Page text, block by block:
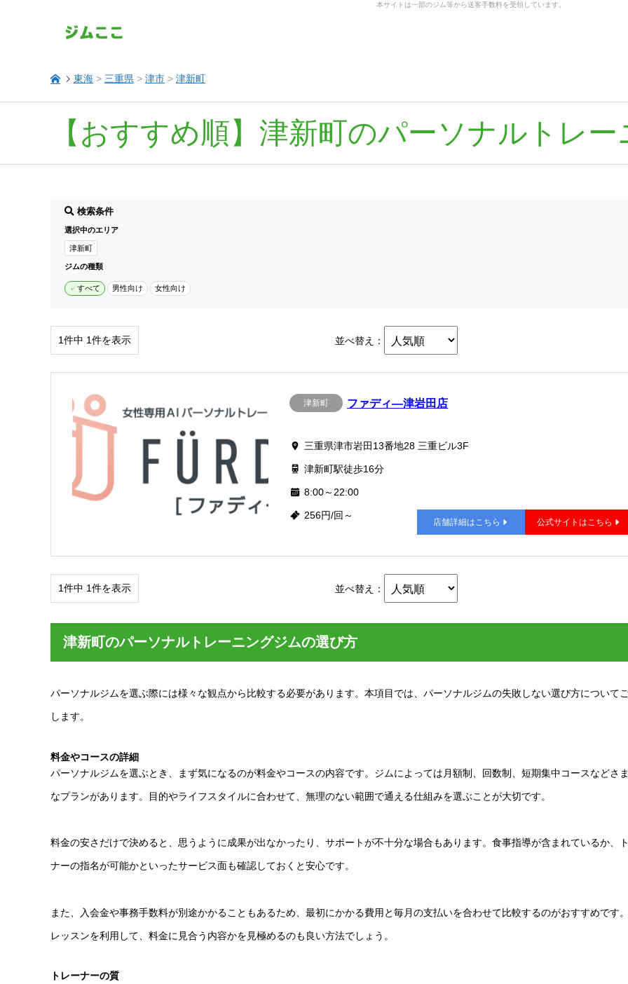
本サイトは一部のジム等から送客手数料を受領しています。
東海 > 三重県 > 津市 > 津新町
【おすすめ順】津新町のパーソナルトレ
検索条件
選択中のエリア
津新町
ジムの種類
すべて 男性向け 女性向け
1件中 1件を表示 並べ替え：
津新町 ファディ―津岩田店
三重県津市岩田13番地28 三重ビル3F
津新町駅徒歩16分
8:00～22:00
256円/回～
店舗詳細はこちら 公式サイトはこちら
1件中 1件を表示 並べ替え：
津新町のパーソナルトレーニングジムの選び方
パーソナルジムを選ぶ際には様々な観点から比較する必要があります。本項目では、パーソナルジムの失敗しない選び方について
します。
料金やコースの詳細
パーソナルジムを選ぶとき、まず気になるのが料金やコースの内容です。ジムによっては月額制、回数制、短期集中コースなどさ
なプランがあります。目的やライフスタイルに合わせて、無理のない範囲で通える仕組みを選ぶことが大切です。
料金の安さだけで決めると、思うように成果が出なかったり、サポートが不十分な場合もあります。食事指導が含まれているか、
ナーの指名が可能かといったサービス面も確認しておくと安心です。
また、入会金や事務手数料が別途かかることもあるため、最初にかかる費用と毎月の支払いを合わせて比較するのがおすすめです
レッスンを利用して、料金に見合う内容かを見極めるのも良い方法でしょう。
トレーナーの質